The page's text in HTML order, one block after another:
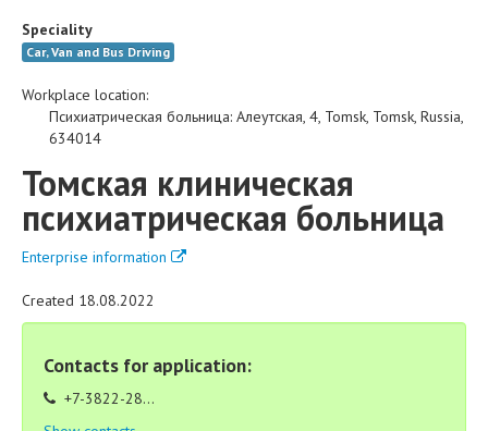
Speciality
Car, Van and Bus Driving
Workplace location:
Психиатрическая больница: Алеутская, 4, Tomsk, Tomsk, Russia,
634014
Томская клиническая
психиатрическая больница
Enterprise information
Created 18.08.2022
Contacts for application:
+7-3822-28...